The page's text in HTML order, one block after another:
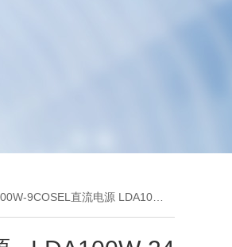
直流电源 LDA100W-24 LDA100W-12